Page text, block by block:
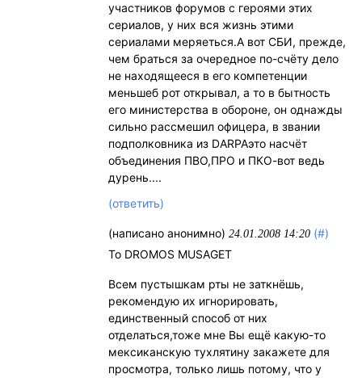
участников форумов с героями этих
сериалов, у них вся жизнь этими
сериалами меряеться.А вот СБИ, прежде,
чем браться за очередное по-счёту дело
не находящееся в его компетенции
меньшеб рот открывал, а то в бытность
его министерства в обороне, он однажды
сильно рассмешил офицера, в звании
подполковника из DARPAэто насчёт
объединения ПВО,ПРО и ПКО-вот ведь
дурень....
(ответить)
(написано анонимно) 24.01.2008 14:20 (#)
То DROMOS MUSAGET
Всем пустышкам рты не заткнёшь,
рекомендую их игнорировать,
единственный способ от них
отделаться,тоже мне Вы ещё какую-то
мексиканскую тухлятину закажете для
просмотра, только лишь потому, что у